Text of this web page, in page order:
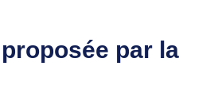
par la